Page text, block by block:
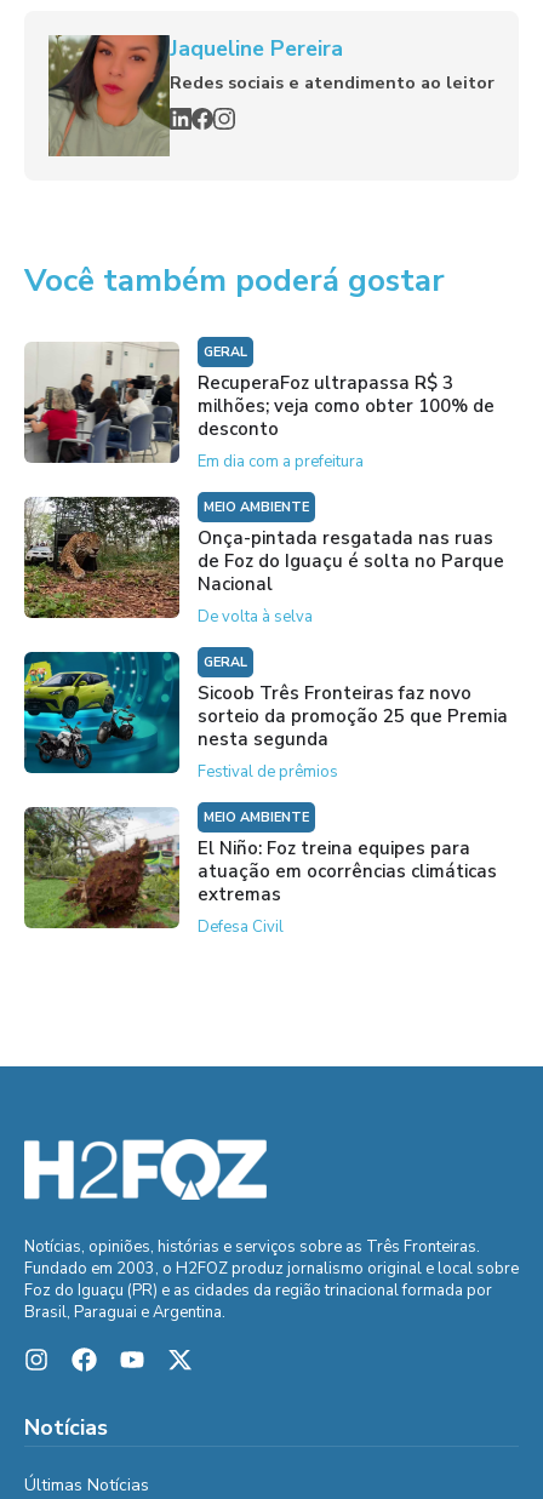
Jaqueline Pereira
Redes sociais e atendimento ao leitor
Você também poderá gostar
GERAL
RecuperaFoz ultrapassa R$ 3
milhões; veja como obter 100% de
desconto
Em dia com a prefeitura
MEIO AMBIENTE
Onça-pintada resgatada nas ruas
de Foz do Iguaçu é solta no Parque
Nacional
De volta à selva
GERAL
Sicoob Três Fronteiras faz novo
sorteio da promoção 25 que Premia
nesta segunda
Festival de prêmios
MEIO AMBIENTE
El Niño: Foz treina equipes para
atuação em ocorrências climáticas
extremas
Defesa Civil
Notícias, opiniões, histórias e serviços sobre as Três Fronteiras.
Fundado em 2003, o H2FOZ produz jornalismo original e local sobre
Foz do Iguaçu (PR) e as cidades da região trinacional formada por
Brasil, Paraguai e Argentina.
Notícias
Últimas Notícias